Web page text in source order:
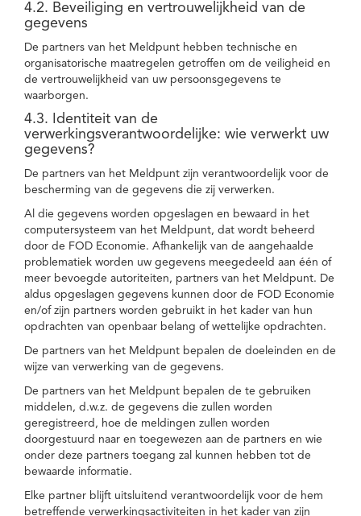
4.2. Beveiliging en vertrouwelijkheid van de
gegevens
De partners van het Meldpunt hebben technische en
organisatorische maatregelen getroffen om de veiligheid en
de vertrouwelijkheid van uw persoonsgegevens te
waarborgen.
4.3. Identiteit van de
verwerkingsverantwoordelijke: wie verwerkt uw
gegevens?
De partners van het Meldpunt zijn verantwoordelijk voor de
bescherming van de gegevens die zij verwerken.
Al die gegevens worden opgeslagen en bewaard in het
computersysteem van het Meldpunt, dat wordt beheerd
door de FOD Economie. Afhankelijk van de aangehaalde
problematiek worden uw gegevens meegedeeld aan één of
meer bevoegde autoriteiten, partners van het Meldpunt. De
aldus opgeslagen gegevens kunnen door de FOD Economie
en/of zijn partners worden gebruikt in het kader van hun
opdrachten van openbaar belang of wettelijke opdrachten.
De partners van het Meldpunt bepalen de doeleinden en de
wijze van verwerking van de gegevens.
De partners van het Meldpunt bepalen de te gebruiken
middelen, d.w.z. de gegevens die zullen worden
geregistreerd, hoe de meldingen zullen worden
doorgestuurd naar en toegewezen aan de partners en wie
onder deze partners toegang zal kunnen hebben tot de
bewaarde informatie.
Elke partner blijft uitsluitend verantwoordelijk voor de hem
betreffende verwerkingsactiviteiten in het kader van zijn